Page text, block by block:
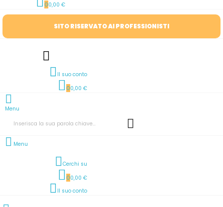
00,00 €
SITO RISERVATO AI PROFESSIONISTI
Il suo conto
00,00 €
Menu
Menu
Cerchi su
00,00 €
Il suo conto